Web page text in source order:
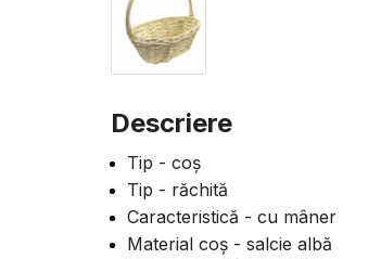
Descriere
Tip - coș
Tip - răchită
Caracteristică - cu mâner
Material coș - salcie albă